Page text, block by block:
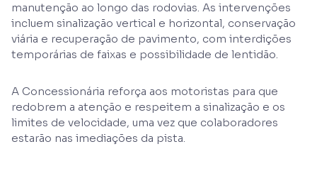
manutenção ao longo das rodovias. As intervenções
incluem sinalização vertical e horizontal, conservação
viária e recuperação de pavimento, com interdições
temporárias de faixas e possibilidade de lentidão.
A Concessionária reforça aos motoristas para que
redobrem a atenção e respeitem a sinalização e os
limites de velocidade, uma vez que colaboradores
estarão nas imediações da pista.